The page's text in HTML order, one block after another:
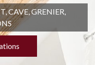
CAVE, GRENIER,